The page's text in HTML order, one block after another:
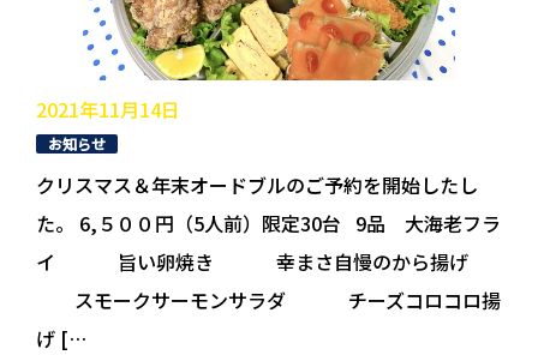
2021年11月14日
お知らせ
クリスマス＆年末オードブルのご予約を開始したし
た。 6,５００円（5人前）限定30台 9品 大海老フラ
イ 旨い卵焼き 幸まさ自慢のから揚げ
スモークサーモンサラダ チーズコロコロ揚
げ […